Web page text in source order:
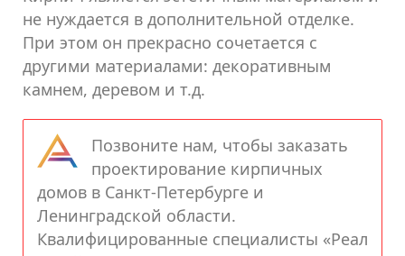
не нуждается в дополнительной отделке.
При этом он прекрасно сочетается с
другими материалами: декоративным
камнем, деревом и т.д.
Позвоните нам, чтобы заказать
проектирование кирпичных
домов в Санкт-Петербурге и
Ленинградской области.
Квалифицированные специалисты «Реал